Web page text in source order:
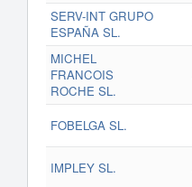
SERV-INT GRUPO
ESPAÑA SL.
MICHEL
FRANCOIS
ROCHE SL.
FOBELGA SL.
IMPLEY SL.